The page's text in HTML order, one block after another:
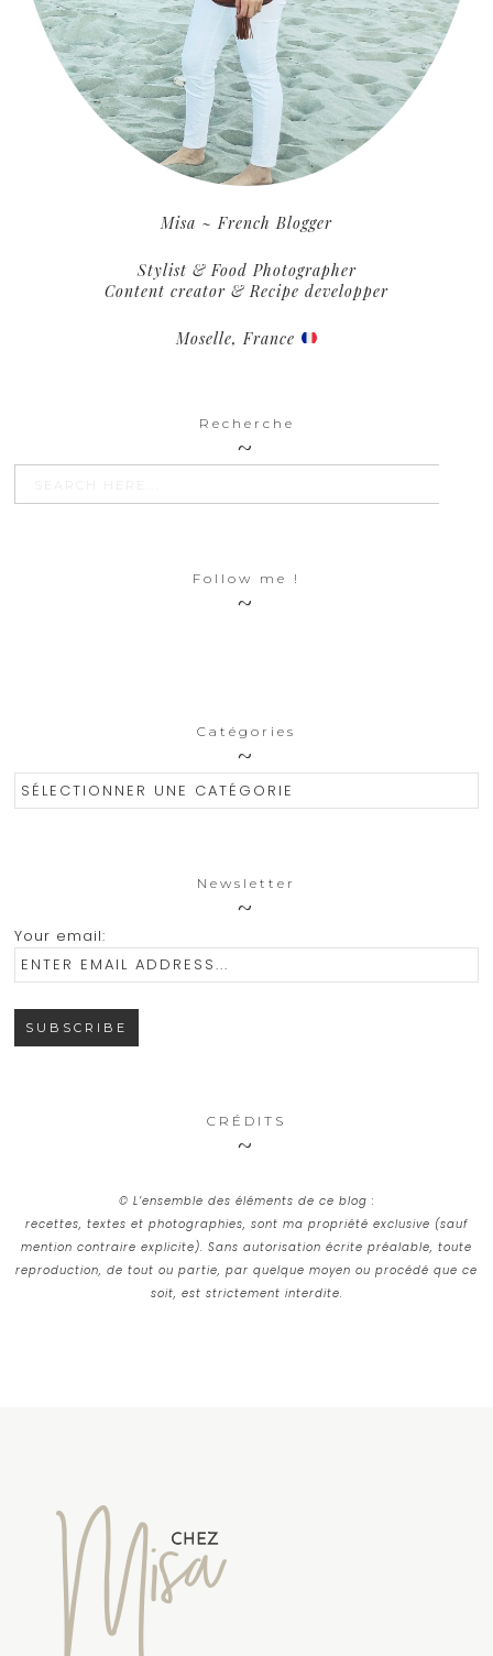
Misa ~ French Blogger
Stylist & Food Photographer
Content creator & Recipe developper
Moselle, France
Recherche
Search SEARCH
Follow me !
Catégories
Catégories
Newsletter
Your email:
CRÉDITS
© L’ensemble des éléments de ce blog :
recettes, textes et photographies, sont ma propriété exclusive (sauf
mention contraire explicite). Sans autorisation écrite préalable, toute
reproduction, de tout ou partie, par quelque moyen ou procédé que ce
soit, est strictement interdite.